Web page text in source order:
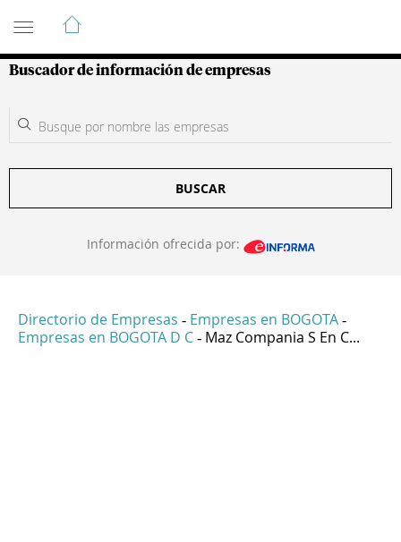
Guía de Empresas Colombianas
Buscador de información de empresas
BUSCAR
Información ofrecida por:
Directorio de Empresas - Empresas en BOGOTA -
Empresas en BOGOTA D C - Maz Compania S En C...